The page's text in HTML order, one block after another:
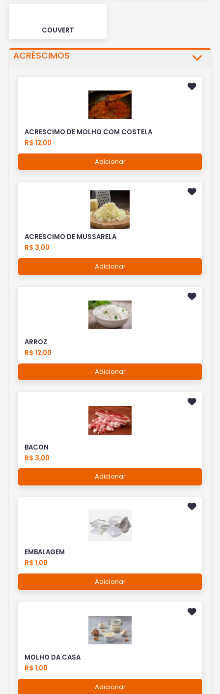
COUVERT
ACRÉSCIMOS
ACRESCIMO DE MOLHO COM COSTELA
R$ 12,00
Adicionar
ACRESCIMO DE MUSSARELA
R$ 3,00
Adicionar
ARROZ
R$ 12,00
Adicionar
BACON
R$ 3,00
Adicionar
EMBALAGEM
R$ 1,00
Adicionar
MOLHO DA CASA
R$ 1,00
Adicionar